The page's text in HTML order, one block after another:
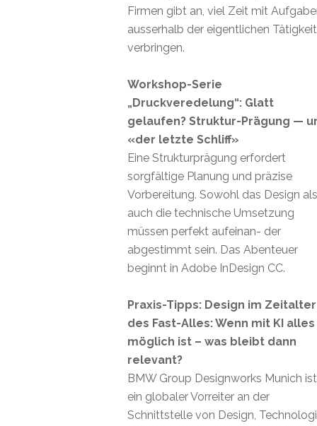
Firmen gibt an, viel Zeit mit
ausserhalb der eigentlichen
verbringen.
Workshop-Serie
„Druckveredelung“: Glatt
gelaufen? Struktur-Prägung —
«der letzte Schliff»
Eine Strukturprägung erfordert
sorgfältige Planung und präzise
Vorbereitung. Sowohl das Design als
auch die technische Umsetzung
müssen perfekt aufeinan- der
abgestimmt sein. Das Abenteuer
beginnt in Adobe InDesign CC.
Praxis-Tipps: Design im Zeitalter
des Fast-Alles: Wenn mit KI alles
möglich ist – was bleibt dann
relevant?
BMW Group Designworks Munich ist
ein globaler Vorreiter an der
Schnittstelle von Design,